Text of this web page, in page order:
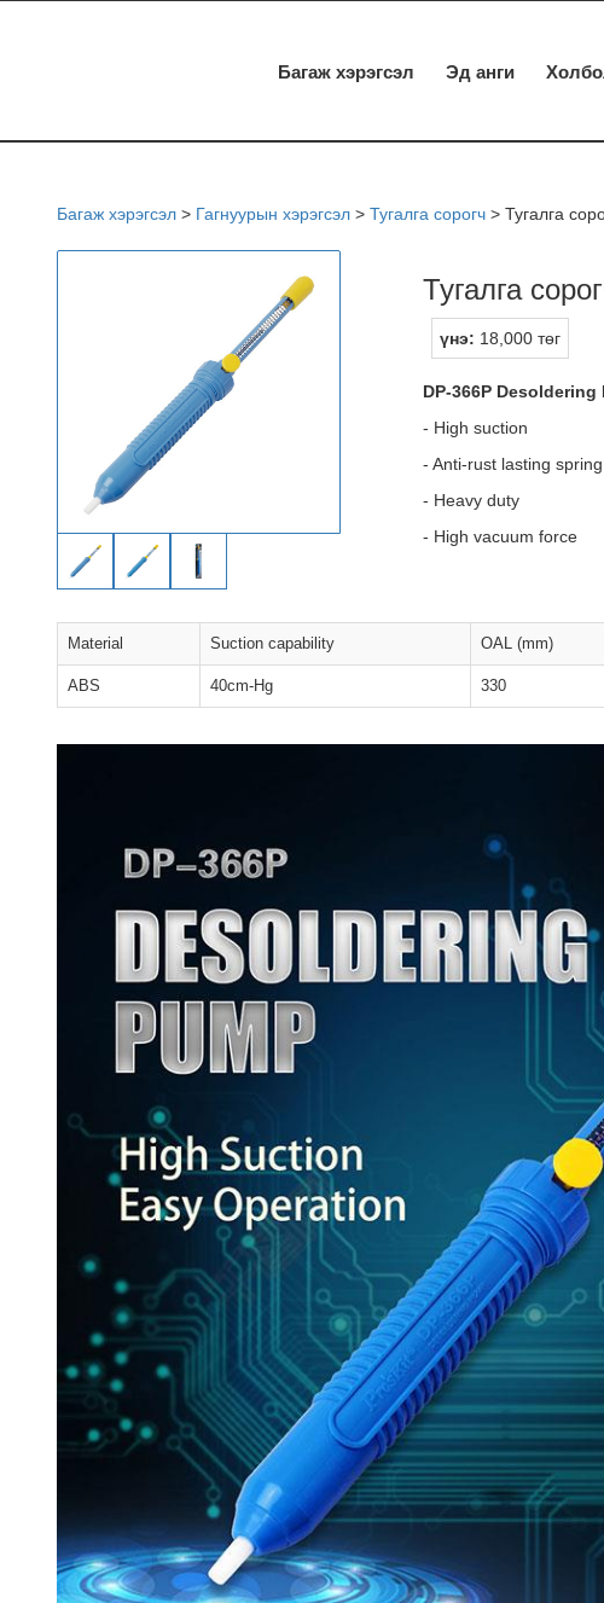
Багаж хэрэгсэл Эд анги
Багаж хэрэгсэл> Гагнуурын хэрэгсэл> Тугалга сорогч> Тугалга
Тугалга
үнэ: 18,000 төг
DP-366P Desoldering
- High suction
- Anti-rust lasting
- Heavy duty
- High vacuum force
Material Suction capability OAL (mm)
ABS 40cm-Hg 330